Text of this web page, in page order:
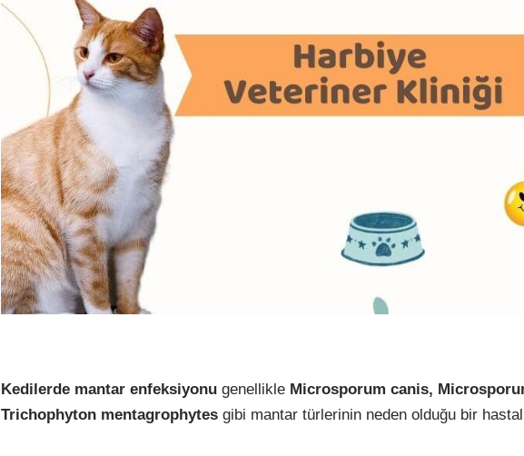
Kedilerde mantar enfeksiyonugenellikle Microsporum canis,
Trichophyton mentagrophytesgibi mantar türlerinin neden olduğu bir